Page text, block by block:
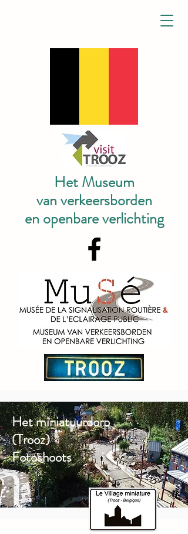
Het Museum
van verkeersborden
en openbare verlichting
Het miniatuurdorp
(Trooz)
Fotoshoots